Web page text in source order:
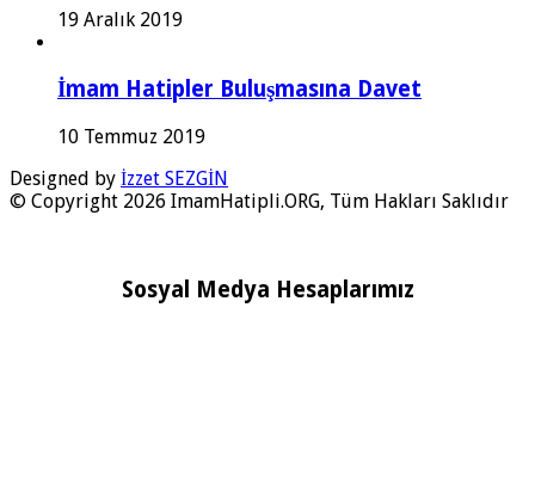
19 Aralık 2019
İmam Hatipler Buluşmasına Davet
10 Temmuz 2019
Designed by İzzet SEZGİN
© Copyright 2026 ImamHatipli.ORG, Tüm Hakları Saklıdır
Sosyal Medya Hesaplarımız